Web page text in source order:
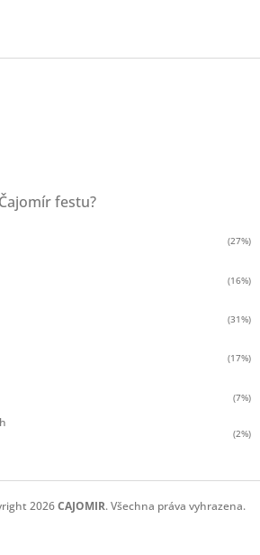
festu?
(27%)
(16%)
(31%)
(17%)
(7%)
(2%)
2026CAJOMIR. Všechna práva vyhrazena.